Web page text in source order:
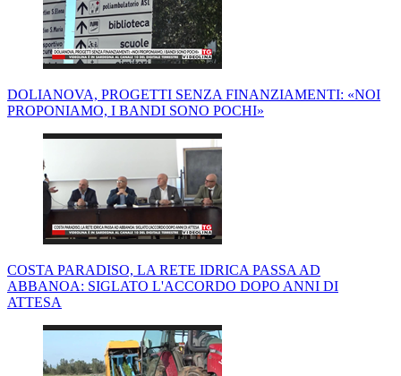
DOLIANOVA, PROGETTI SENZA FINANZIAMENTI: «NOI
PROPONIAMO, I BANDI SONO POCHI»
COSTA PARADISO, LA RETE IDRICA PASSA AD
ABBANOA: SIGLATO L'ACCORDO DOPO ANNI DI
ATTESA